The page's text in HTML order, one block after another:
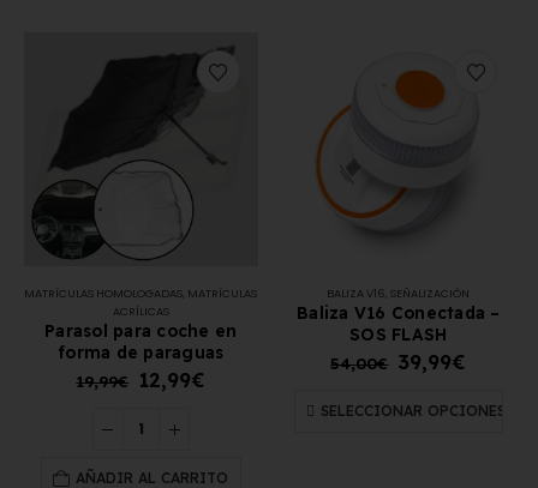
MATRÍCULAS HOMOLOGADAS MATRÍCULAS
ACRÍLICAS
Parasol para coche en
forma de paraguas
19,99€ 12,99€
AÑADIR AL CARRITO
BALIZA V16 ,SEÑALIZACIÓN
Baliza V16 Conectada –
SOS FLASH
54,00€ 39,99€
SELECCIONAR OPCIONES